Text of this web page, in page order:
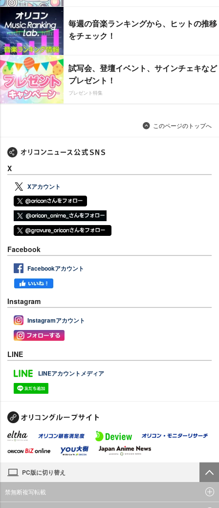
毎週の音楽ランキングから、ヒットの推移
をチェック！
試写会、登壇イベント、サインチェキなど
プレゼント！
プレゼント特集
このページのトップへ
X
Xアカウント
Facebook
Facebookアカウント
Instagram
Instagramアカウント
LINE
LINEアカウントメディア
PC版に切り替え
禁無断複写転載